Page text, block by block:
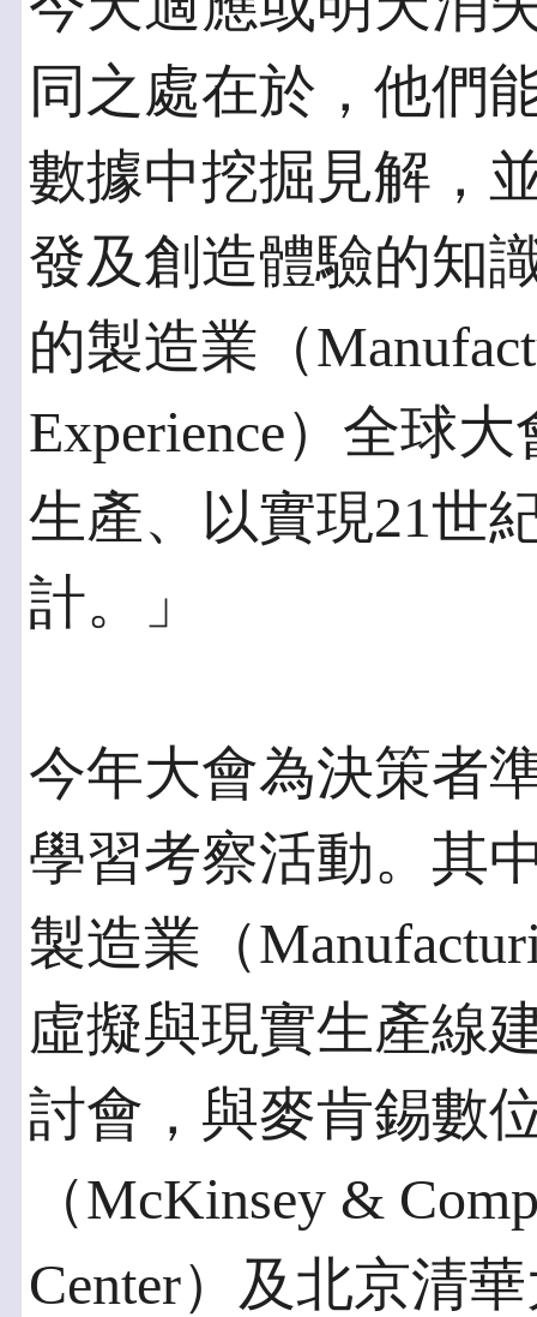
同之處在於，他們
數據中挖掘見解，
發及創造體驗的知
的製造業（
Experience）全球
生產、以實現21世
計。」
今年大會為決策者
學習考察活動。其
製造業（
虛擬與現實生產線
討會，與麥肯錫數
（McKinsey &
Center）及北京清